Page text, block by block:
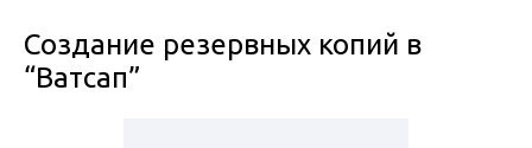
Создание резервных копий в
“Ватсап”